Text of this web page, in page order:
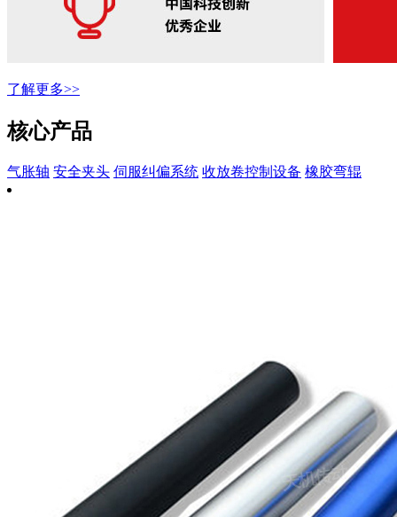
了解更多>>
核心产品
气胀轴 安全夹头 伺服纠偏系统 收放卷控制设备 橡胶弯辊